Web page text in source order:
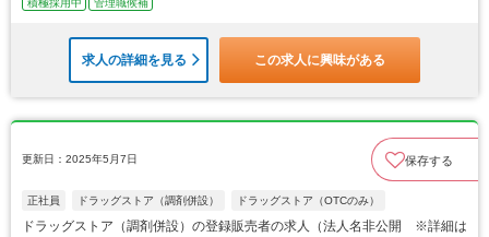
積極採用中
管理職候補
求人の詳細を見る この求人に興味がある
更新日：2025年5月7日 保存する
正社員 ドラッグストア（調剤併設） ドラッグストア（OTCのみ）
ドラッグストア（調剤併設）の登録販売者の求人（法人名非公開 ※詳細は